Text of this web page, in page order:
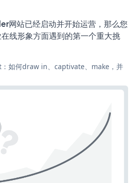
网站已经启动并开始运营，那么您
线形象方面遇到的第一个重大挑
如何draw in、captivate、make，并